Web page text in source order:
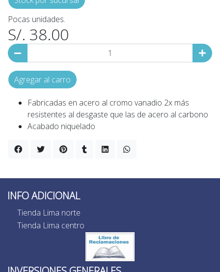
Pocas unidades.
S/. 38.00
Agregar al carro
Fabricadas en acero al cromo vanadio 2x más
resistentes al desgaste que las de acero al carbono
Acabado niquelado
INFO ADICIONAL
Tienda Lima norte
Tienda Lima centro